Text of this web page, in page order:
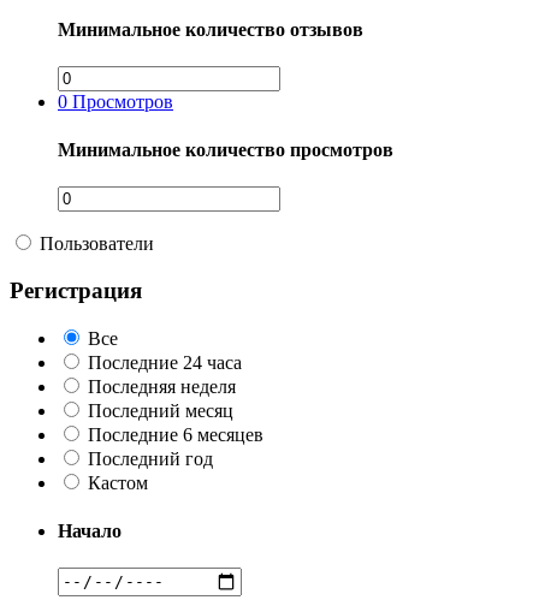
Минимальное количество отзывов
0 Просмотров
Минимальное количество просмотров
Пользователи
Регистрация
Все
Последние 24 часа
Последняя неделя
Последний месяц
Последние 6 месяцев
Последний год
Кастом
Начало